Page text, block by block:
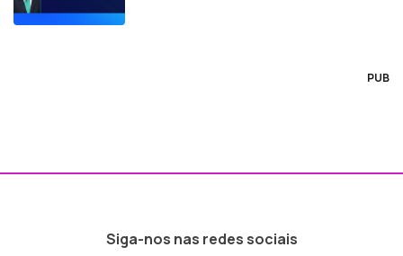
PUB
Siga-nos nas redes sociais